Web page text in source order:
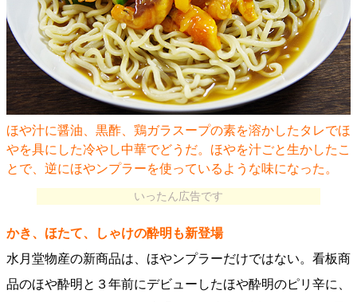
ほや汁に醤油、黒酢、鶏ガラスープの素を溶かしたタレでほ
やを具にした冷やし中華でどうだ。ほやを汁ごと生かしたこ
とで、逆にほやンプラーを使っているような味になった。
いったん広告です
かき、ほたて、しゃけの酔明も新登場
水月堂物産の新商品は、ほやンプラーだけではない。看板商
品のほや酔明と３年前にデビューしたほや酔明のピリ辛に、